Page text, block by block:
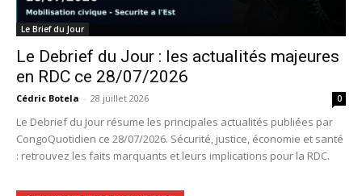
Le Brief du Jour
Le Debrief du Jour : les actualités majeures
en RDC ce 28/07/2026
Cédric Botela - 28 juillet 2026 0
Le Debrief du Jour résume les principales actualités publiées par
CongoQuotidien ce 28/07/2026. Sécurité, justice, économie et santé
: retrouvez les faits marquants et leurs implications pour la RDC.